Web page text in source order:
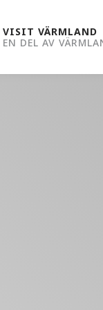
VISIT VÄRMLAND
EN DEL AV